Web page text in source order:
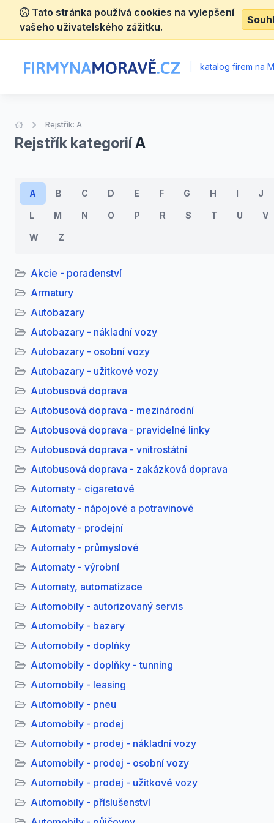
Tato stránka používá cookies na vylepšení
vašeho uživatelského zážitku.
katalog firem na
Úvodní stránka
Rejstřík: A
Rejstřík kategoriíA
A B C D E F G H I J
L M N O P R S T U V
W Z
Akcie - poradenství
Armatury
Autobazary
Autobazary - nákladní vozy
Autobazary - osobní vozy
Autobazary - užitkové vozy
Autobusová doprava
Autobusová doprava - mezinárodní
Autobusová doprava - pravidelné linky
Autobusová doprava - vnitrostátní
Autobusová doprava - zakázková doprava
Automaty - cigaretové
Automaty - nápojové a potravinové
Automaty - prodejní
Automaty - průmyslové
Automaty - výrobní
Automaty, automatizace
Automobily - autorizovaný servis
Automobily - bazary
Automobily - doplňky
Automobily - doplňky - tunning
Automobily - leasing
Automobily - pneu
Automobily - prodej
Automobily - prodej - nákladní vozy
Automobily - prodej - osobní vozy
Automobily - prodej - užitkové vozy
Automobily - příslušenství